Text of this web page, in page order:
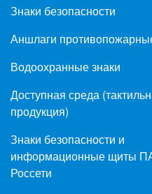
Знаки безопасности
Аншлаги
Водоохранные знаки
Доступная среда
продукция)
Знаки безопасности и
информационные щиты
Россети